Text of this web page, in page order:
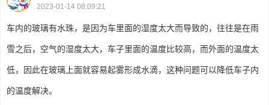
2023-01-14 08:09:21
车内的玻璃有水珠，是因为车里面的湿度太大而导致的，往往是在雨
雪之后，空气的湿度太大，车子里面的温度比较高，而外面的温度太
低，因此在玻璃上面就容易起雾形成水滴，这种问题可以降低车子内
的温度解决。